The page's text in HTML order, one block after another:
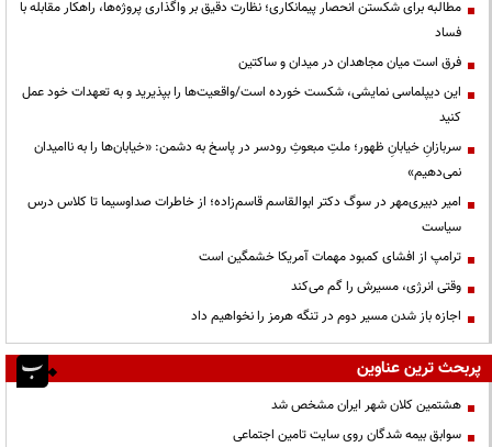
مطالبه برای شکستن انحصار پیمانکاری؛ نظارت دقیق بر واگذاری پروژه‌ها، راهکار مقابله با
فساد
فرق است میان مجاهدان در میدان و ساکتین
این دیپلماسی نمایشی، شکست خورده است/واقعیت‌ها را بپذیرید و به تعهدات خود عمل
کنید
سربازانِ خیابانِ ظهور؛ ملتِ مبعوثِ رودسر در پاسخ به دشمن: «خیابان‌ها را به ناامیدان
نمی‌دهیم»
امیر دبیری‌مهر در سوگ دکتر ابوالقاسم قاسم‌زاده؛ از خاطرات صداوسیما تا کلاس درس
سیاست
ترامپ از افشای کمبود مهمات آمریکا خشمگین است
وقتی انرژی، مسیرش را گم می‌کند
اجازه باز شدن مسیر دوم در تنگه هرمز را نخواهیم داد
پربحث ترین عناوین
هشتمین کلان شهر ایران مشخص شد
سوابق بیمه شدگان روی سایت تامین اجتماعی